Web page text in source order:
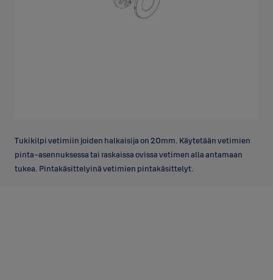
Tukikilpi vetimiin joiden halkaisija on 20mm. Käytetään vetimien
pinta-asennuksessa tai raskaissa ovissa vetimen alla antamaan
tukea. Pintakäsittelyinä vetimien pintakäsittelyt.